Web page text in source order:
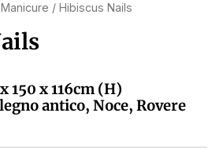
/ Hibiscus Nails
150 x 116cm (H)
antico, Noce, Rovere